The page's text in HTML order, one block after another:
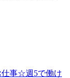
仕事☆週5で働け